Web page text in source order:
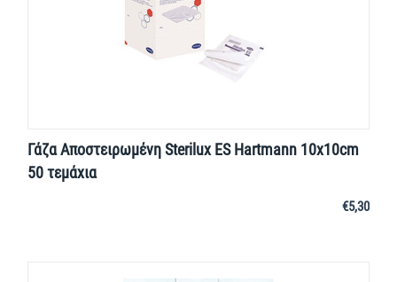
Γάζα Αποστειρωμένη Sterilux ES Hartmann 10x10cm
50 τεμάχια
€5,30